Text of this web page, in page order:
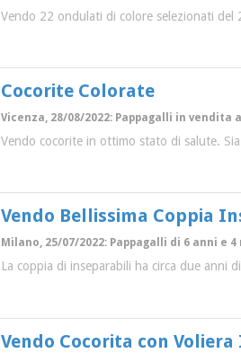
Vendo 22 ondulati di colore selezionati
Cocorite Colorate
Vicenza, 28/08/2022: Pappagalli in
Vendo cocorite in ottimo stato di salute.
Vendo Bellissima Coppia
Milano, 25/07/2022: Pappagalli di 6 anni e
La coppia di inseparabili ha circa due anni
Vendo Cocorita con Voliera